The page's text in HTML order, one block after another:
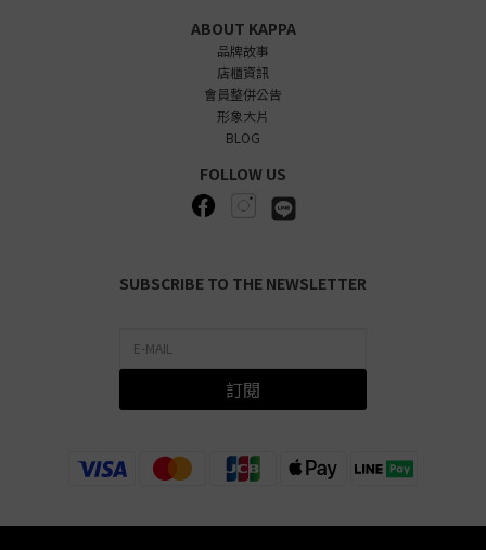
ABOUT KAPPA
品牌故事
店櫃資訊
會員整併公告
形象大片
BLOG
FOLLOW US
SUBSCRIBE TO THE NEWSLETTER
訂閱